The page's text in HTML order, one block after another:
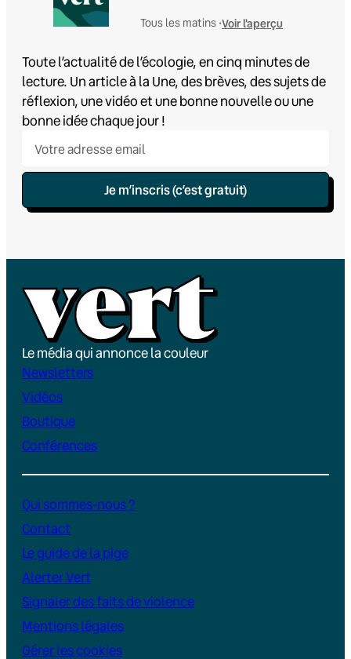
Tous les matins •Voir l'aperçu
Toute l’actualité de l’écologie, en cinq minutes de
lecture. Un article à la Une, des brèves, des sujets de
réflexion, une vidéo et une bonne nouvelle ou une
bonne idée chaque jour !
Je m’inscris (c’est gratuit)
Le média qui annonce la couleur
Newsletters
Vidéos
Boutique
Conférences
Qui sommes-nous ?
Contact
Le guide de la pige
Alerter Vert
Signaler des faits de violence
Mentions légales
Gérer les cookies